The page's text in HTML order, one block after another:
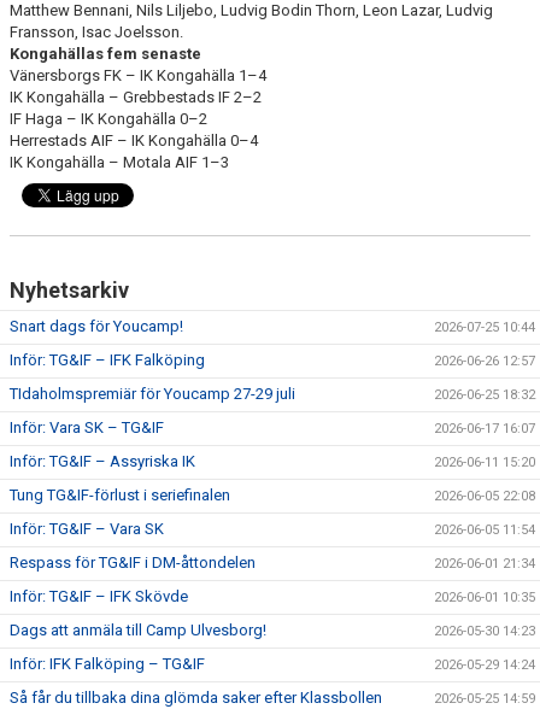
Matthew Bennani, Nils Liljebo, Ludvig Bodin Thorn, Leon Lazar, Ludvig
Fransson, Isac Joelsson.
Kongahällas fem senaste
Vänersborgs FK – IK Kongahälla 1–4
IK Kongahälla – Grebbestads IF 2–2
IF Haga – IK Kongahälla 0–2
Herrestads AIF – IK Kongahälla 0–4
IK Kongahälla – Motala AIF 1–3
Nyhetsarkiv
Snart dags för Youcamp! 2026-07-25 10:44
Inför: TG&IF – IFK Falköping 2026-06-26 12:57
TIdaholmspremiär för Youcamp 27-29 juli 2026-06-25 18:32
Inför: Vara SK – TG&IF 2026-06-17 16:07
Inför: TG&IF – Assyriska IK 2026-06-11 15:20
Tung TG&IF-förlust i seriefinalen 2026-06-05 22:08
Inför: TG&IF – Vara SK 2026-06-05 11:54
Respass för TG&IF i DM-åttondelen 2026-06-01 21:34
Inför: TG&IF – IFK Skövde 2026-06-01 10:35
Dags att anmäla till Camp Ulvesborg! 2026-05-30 14:23
Inför: IFK Falköping – TG&IF 2026-05-29 14:24
Så får du tillbaka dina glömda saker efter Klassbollen 2026-05-25 14:59